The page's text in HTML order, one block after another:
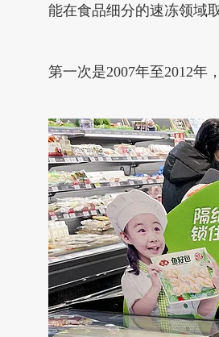
能在食品细分的速冻领域
第一次是2007年至2012年